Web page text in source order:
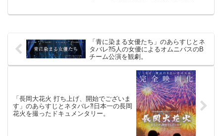
「青に染まる女優たち」のあらすじとネ
タバレ⁈5人の女優によるオムニバスのB
チーム公演を観劇。
「長岡大花火 打ち上げ、開始でございま
す」のあらすじとネタバレ⁈日本一の長岡
花火を撮ったドキュメンタリー。